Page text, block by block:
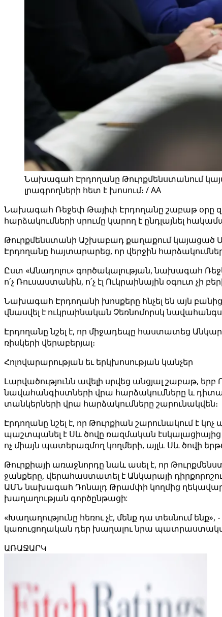
Նախագահ Էրդողանը Թուրքմենստանում
լրագրողների հետ է խոսում։ / AA
Նախագահ Ռեջեփ Թայիփ Էրդողանը շաբաթ օրը
հարձակումների սրումը կարող է ընդլայնել
Թուրքմենստանի Աշխաբադ քաղաքում կայացած
Էրդողանը հայտարարեց, որ վերջին
Ըստ «Անադոլու» գործակալության, նախագահ
ո՛չ Ռուսաստանին, ո՛չ էլ Ուկրաինային օգուտ չի
Նախագահ Էրդողանի խոսքերը հնչել են այն
վնասվել է ուկրաինական Չեռնոմորսկ
Էրդողանը նշել է, որ միջադեպը հաստատեց
ռիսկերի վերաբերյալ։
Հոլովարարության եւ երկխոսության կանչեր
Լարվածությունն ավելի սրվեց անցյալ շաբաթ,
նավահանգիստների վրա հարձակումները և
տանկերների վրա հարձակումները շարունակվեն։
Էրդողանը նշել է, որ Թուրքիան շարունակում է
պաշտպանել է Սև ծովը ռազմական էսկալացիայից
ոչ միայն պատերազմող կողմերի, այլև Սև ծովի
Թուրքիայի առաջնորդը նաև ասել է, որ
ջանքերը, վերահաստատել է Անկարայի
ԱՄՆ նախագահ Դոնալդ Թրամփի կողմից
խաղաղության գործընթացի:
«Խաղաղությունը հեռու չէ, մենք դա տեսնում
կառուցողական դեր խաղալու նրա
ԱՌԱՋԱՐԿ